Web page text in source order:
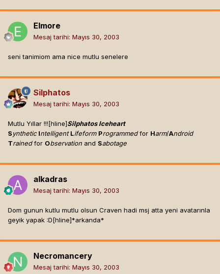
Elmore
Mesaj tarihi: Mayıs 30, 2003
seni tanimiom ama nice mutlu senelere
Silphatos
Mesaj tarihi: Mayıs 30, 2003
Mutlu Yıllar !!![hline]Silphatos Iceheart
Synthetic Intelligent Lifeform Programmedfor Harm/Android
Trainedfor Observation and Sabotage
alkadras
Mesaj tarihi: Mayıs 30, 2003
Dom gunun kutlu mutlu olsun Craven hadi msj atta yeni avatarınla
geyik yapak :D[hline]*arkanda*
Necromancery
Mesaj tarihi: Mayıs 30, 2003